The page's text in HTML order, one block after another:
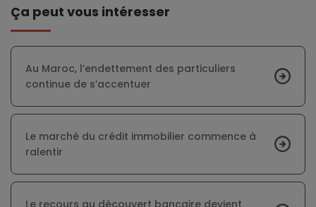
Ça peut vous intéresser
Au Maroc, l’endettement des particuliers
continue de s’accentuer
Le marché du crédit immobilier commence à
ralentir